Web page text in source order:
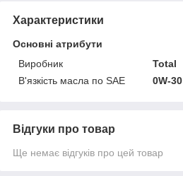
Характеристики
Основні атрибути
Виробник
Total
В'язкість масла по SAE
0W-30
Відгуки про товар
Ще немає відгуків про цей товар